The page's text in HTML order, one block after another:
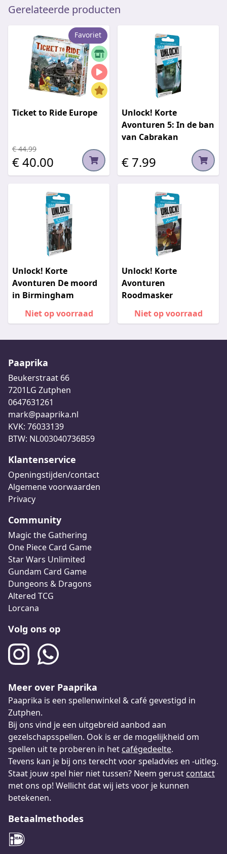
Gerelateerde producten
Favoriet
Ticket to Ride Europe
€ 44.99
€ 40.00
Unlock! Korte
Avonturen 5: In de ban
van Cabrakan
€ 7.99
Unlock! Korte
Avonturen De moord
in Birmingham
Niet op voorraad
Unlock! Korte
Avonturen
Roodmasker
Niet op voorraad
Paaprika
Beukerstraat 66
7201LG Zutphen
0647631261
mark@paaprika.nl
KVK: 76033139
BTW: NL003040736B59
Klantenservice
Openingstijden/contact
Algemene voorwaarden
Privacy
Community
Magic the Gathering
One Piece Card Game
Star Wars Unlimited
Gundam Card Game
Dungeons & Dragons
Altered TCG
Lorcana
Volg ons op
Meer over Paaprika
Paaprika is een spellenwinkel & café gevestigd in
Zutphen.
Bij ons vind je een uitgebreid aanbod aan
gezelschapsspellen. Ook is er de mogelijkheid om
spellen uit te proberen in het cafégedeelte.
Tevens kan je bij ons terecht voor speladvies en -uitleg.
Staat jouw spel hier niet tussen? Neem gerust contact
met ons op! Wellicht dat wij iets voor je kunnen
betekenen.
Betaalmethodes